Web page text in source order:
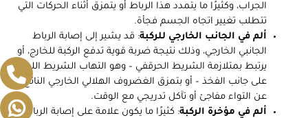
الجراب، وكثيرًا ما يتمدد هذا الرباط أو يتمزق أثناء الحركات التي
تتطلب تغيير اتجاه الجسم فجأة.
ألم في الجانب الخارجي للركبة: قد يشير إلى إصابة الرباط
الجانبي الخارجي، وذلك نتيجة ضربة قوية تدفع الركبة للخارج، أو
يرتبط بمتلازمة الشريط الحرقفي – وهو التهاب الشريط الليفي
على جانب الفخذ – أو بتمزق الغضروف الهلالي الخارجي الناتج
عن التواء مفاجئ أو تآكل تدريجي مع الوقت.
ألم في مؤخرة الركبة: كثيرًا ما يكون علامة على إصابة الرباط